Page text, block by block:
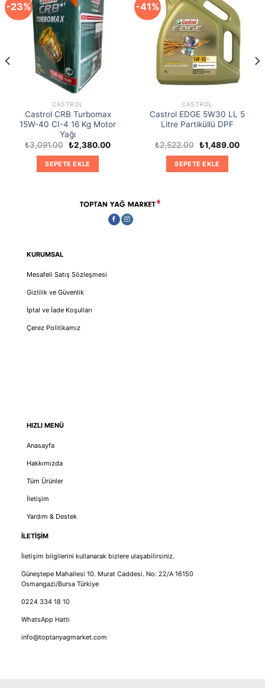
-23%
CASTROL
Castrol CRB Turbomax
15W-40 CI-4 16 Kg Motor
Yağı
₺3,091.00 Orijinal
fiyat:
₺3,091.00.
₺2,380.00Şu
SEPETE EKLE
-41%
CASTROL
Castrol EDGE 5W30 LL 5
Litre Partiküllü DPF
₺2,522.00 Orijinal
fiyat:
₺2,522.00.
₺1,489.00Şu
SEPETE EKLE
KURUMSAL
Mesafeli Satış Sözleşmesi
Gizlilik ve Güvenlik
İptal ve İade Koşulları
Çerez Politikamız
HIZLI MENÜ
Anasayfa
Hakkımızda
Tüm Ürünler
İletişim
Yardım & Destek
İLETİŞİM
İletişim bilgilerini kullanarak bizlere ulaşabilirsiniz.
Güneştepe Mahallesi 10. Murat Caddesi. No: 22/A 16150
Osmangazi/Bursa Türkiye
0224 334 18 10
WhatsApp Hattı
info@toptanyagmarket.com